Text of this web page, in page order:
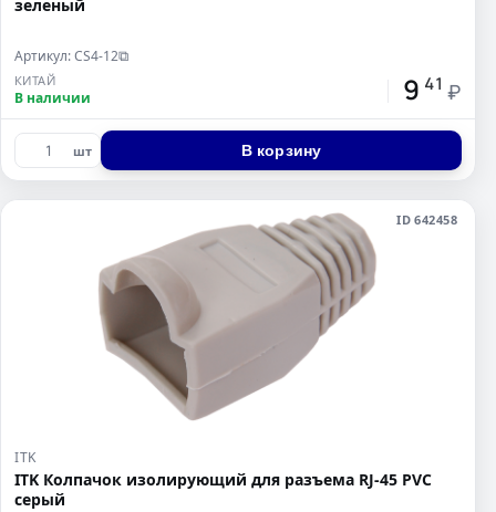
зеленый
Артикул: CS4-12⧉
КИТАЙ
В наличии 9 41 ₽
шт В корзину
ID 642458
ITK
ITK Колпачок изолирующий для разъема RJ-45 PVC
серый